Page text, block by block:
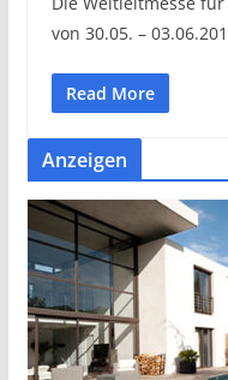
von 30.05. –
Read More
Anzeigen